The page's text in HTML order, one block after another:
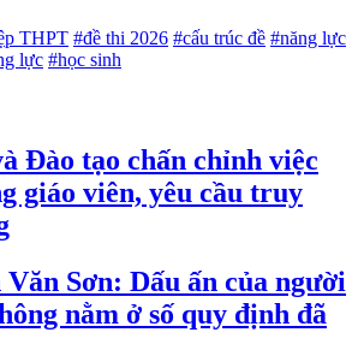
THPT #đề thi 2026 #cấu trúc đề #năng lực
lực #học sinh
Đào tạo chấn chỉnh việc
giáo viên, yêu cầu truy
Sơn: Dấu ấn của người
nằm ở số quy định đã